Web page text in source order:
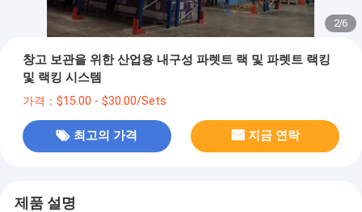
2/6
창고 보관을 위한 산업용 내구성 파렛트 랙 및 파렛트 랙킹
및 랙킹 시스템
가격：$15.00 - $30.00/Sets
최고의 가격 지금 연락
제품 설명